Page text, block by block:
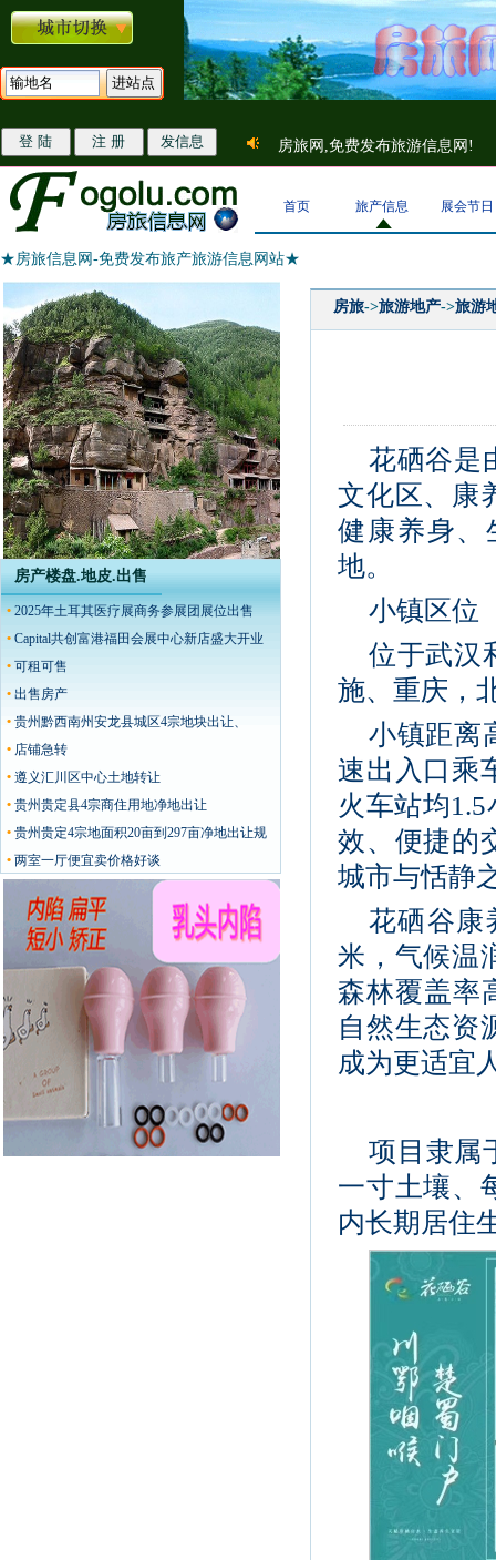
房旅网,免费发布旅游信息网!
首页 旅产信息 展会节日
★房旅信息网-免费发布旅产旅游信息网站★
房旅->旅游地产->旅游
花硒谷是
文化区、康
健康养身、
地。
小镇区位
位于武汉
施、重庆，
小镇距离
速出入口乘
火车站均
效、便捷的
城市与恬静
花硒谷康
米，气候温
森林覆盖率
自然生态资
成为更适宜
项目隶属
一寸土壤、
内长期居住
房产楼盘.地皮.出售
• 2025年土耳其医疗展商务参展团展位出售
• Capital共创富港福田会展中心新店盛大开业
• 可租可售
• 出售房产
• 贵州黔西南州安龙县城区4宗地块出让、
• 店铺急转
• 遵义汇川区中心土地转让
• 贵州贵定县4宗商住用地净地出让
• 贵州贵定4宗地面积20亩到297亩净地出让规
划价格可谈
• 两室一厅便宜卖价格好谈